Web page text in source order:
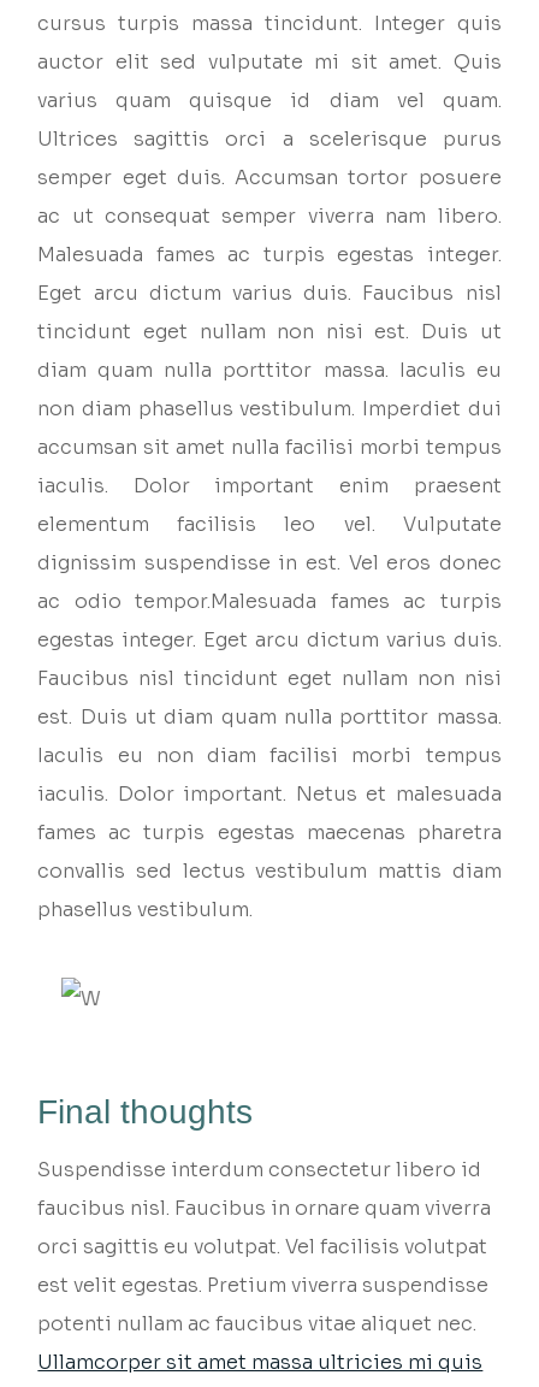
cursus turpis massa tincidunt. Integer quis
auctor elit sed vulputate mi sit amet. Quis
varius quam quisque id diam vel quam.
Ultrices sagittis orci a scelerisque purus
semper eget duis. Accumsan tortor posuere
ac ut consequat semper viverra nam libero.
Malesuada fames ac turpis egestas integer.
Eget arcu dictum varius duis. Faucibus nisl
tincidunt eget nullam non nisi est. Duis ut
diam quam nulla porttitor massa. Iaculis eu
non diam phasellus vestibulum. Imperdiet dui
accumsan sit amet nulla facilisi morbi tempus
iaculis. Dolor important enim praesent
elementum facilisis leo vel. Vulputate
dignissim suspendisse in est. Vel eros donec
ac odio tempor.Malesuada fames ac turpis
egestas integer. Eget arcu dictum varius duis.
Faucibus nisl tincidunt eget nullam non nisi
est. Duis ut diam quam nulla porttitor massa.
Iaculis eu non diam facilisi morbi tempus
iaculis. Dolor important. Netus et malesuada
fames ac turpis egestas maecenas pharetra
convallis sed lectus vestibulum mattis diam
phasellus vestibulum.
Final thoughts
Suspendisse interdum consectetur libero id
faucibus nisl. Faucibus in ornare quam viverra
orci sagittis eu volutpat. Vel facilisis volutpat
est velit egestas. Pretium viverra suspendisse
potenti nullam ac faucibus vitae aliquet nec.
Ullamcorper sit amet massa ultricies mi quis